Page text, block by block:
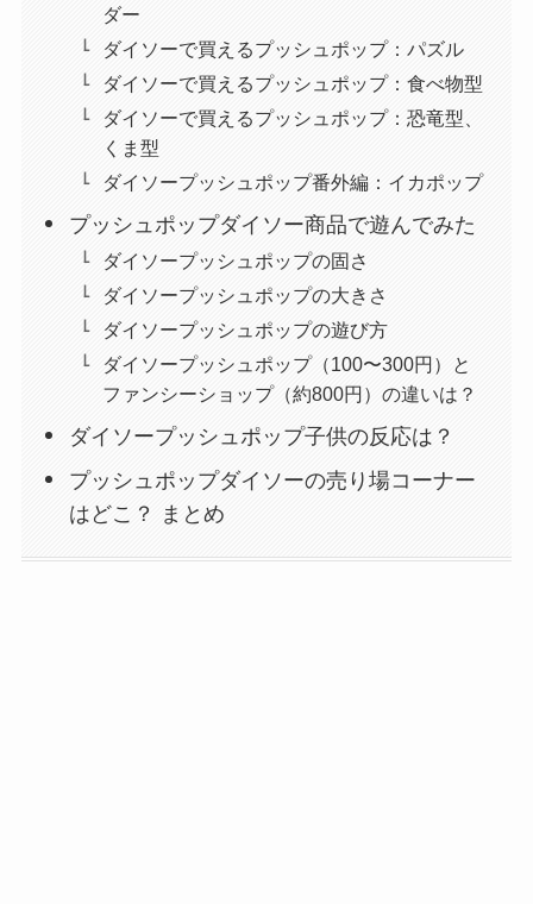
ダー
ダイソーで買えるプッシュポップ：パズル
ダイソーで買えるプッシュポップ：食べ物型
ダイソーで買えるプッシュポップ：恐竜型、
くま型
ダイソープッシュポップ番外編：イカポップ
プッシュポップダイソー商品で遊んでみた
ダイソープッシュポップの固さ
ダイソープッシュポップの大きさ
ダイソープッシュポップの遊び方
ダイソープッシュポップ（100〜300円）と
ファンシーショップ（約800円）の違いは？
ダイソープッシュポップ子供の反応は？
プッシュポップダイソーの売り場コーナー
はどこ？ まとめ